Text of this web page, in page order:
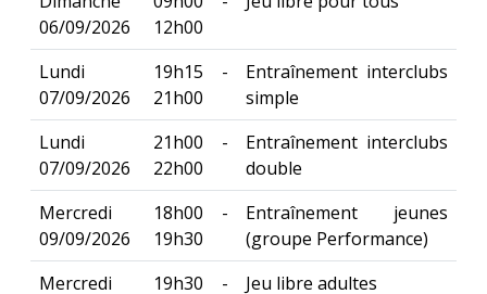
06/09/2026
12h00
Lundi
07/09/2026
19h15 -
21h00
Entraînement interclubs
simple
Lundi
07/09/2026
21h00 -
22h00
Entraînement interclubs
double
Mercredi
09/09/2026
18h00 -
19h30
Entraînement jeunes
(groupe Performance)
Mercredi
19h30 -
Jeu libre adultes